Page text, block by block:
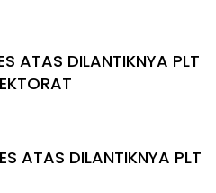
ATAS DILANTIKNYA PLT
ATAS DILANTIKNYA PLT